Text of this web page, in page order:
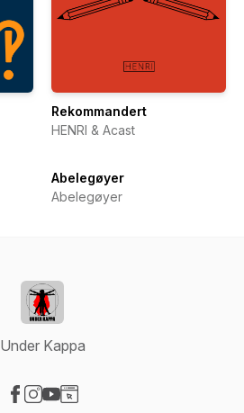
Rekommandert
HENRI & Acast
Abelegøyer
Abelegøyer
Under Kappa